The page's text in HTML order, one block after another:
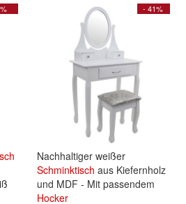
- 41%
Nachhaltiger weißer
Schminktisch aus Kiefernholz
und MDF - Mit passendem
Hocker